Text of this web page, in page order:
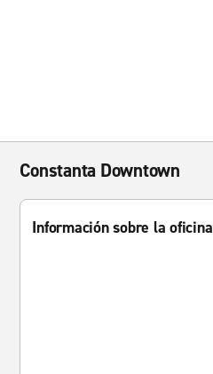
Constanta Downtown
Información sobre la oficina